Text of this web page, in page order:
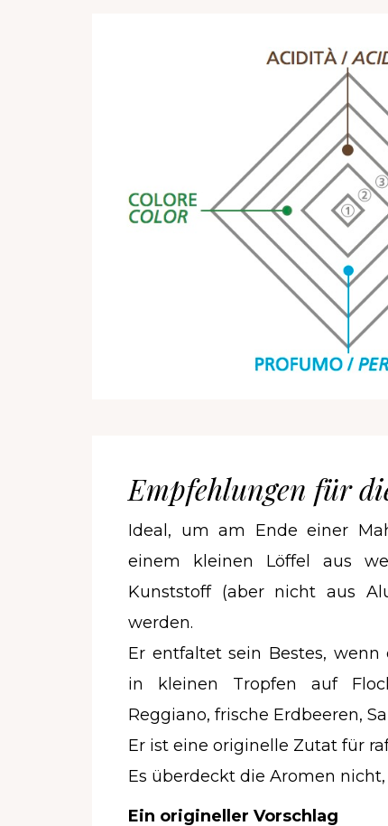
Empfehlungen für
Ideal, um am Ende einer
einem kleinen Löffel aus
Kunststoff (aber nicht aus
werden.
Er entfaltet sein Bestes,
in kleinen Tropfen auf
Reggiano, frische Erdbeeren,
Er ist eine originelle Zutat für
Es überdeckt die Aromen
Ein origineller Vorschlag